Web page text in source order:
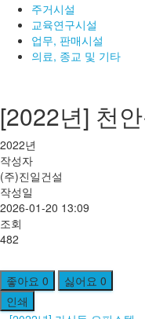
주거시설
교육연구시설
업무, 판매시설
의료, 종교 및 기타
[2022년] 천
2022년
작성자
(주)진일건설
작성일
2026-01-20 13:09
조회
482
좋아요 0 싫어요 0
인쇄